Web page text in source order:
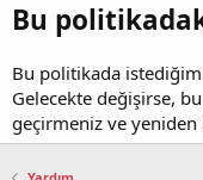
Bu
Bu politikada
Gelecekte değişirse,
geçirmeniz ve